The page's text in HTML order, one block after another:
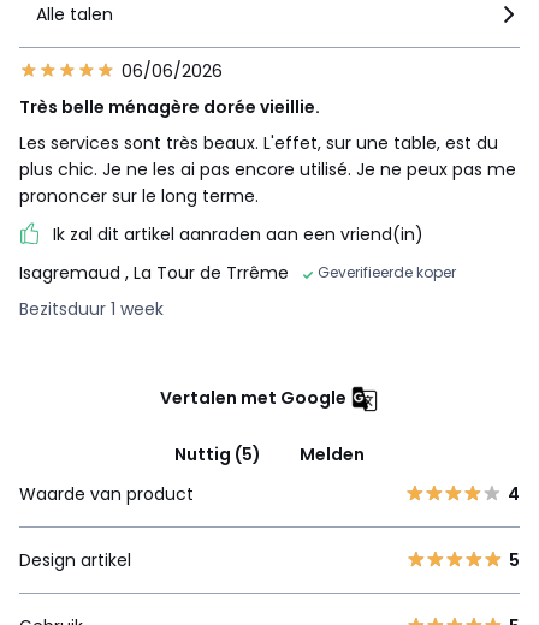
Alle talen
06/06/2026
Très belle ménagère dorée vieillie.
Les services sont très beaux. L'effet, sur une table, est du
plus chic. Je ne les ai pas encore utilisé. Je ne peux pas me
prononcer sur le long terme.
Ik zal dit artikel aanraden aan een vriend(in)
Isagremaud , La Tour de Trrême Geverifieerde koper
Bezitsduur 1 week
Vertalen met Google
Nuttig (5)
Melden
Waarde van product
4
Design artikel 5